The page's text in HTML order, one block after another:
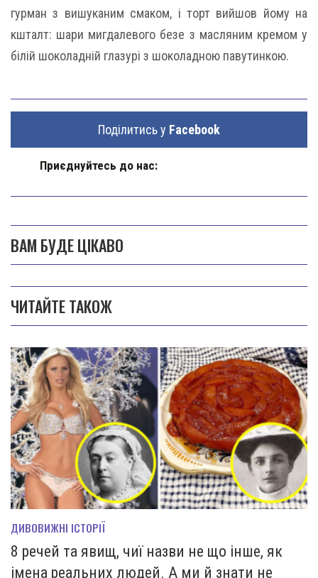
гурман з вишуканим смаком, і торт вийшов йому на
кшталт: шари мигдалевого безе з масляним кремом у
білій шоколадній глазурі з шоколадною павутинкою.
Поділитись у Facebook
Приєднуйтесь до нас:
ВАМ БУДЕ ЦІКАВО
ЧИТАЙТЕ ТАКОЖ
ДИВОВИЖНІ ІСТОРІЇ
8 речей та явищ, чиї назви не що інше, як
імена реальних людей. А ми й знати не